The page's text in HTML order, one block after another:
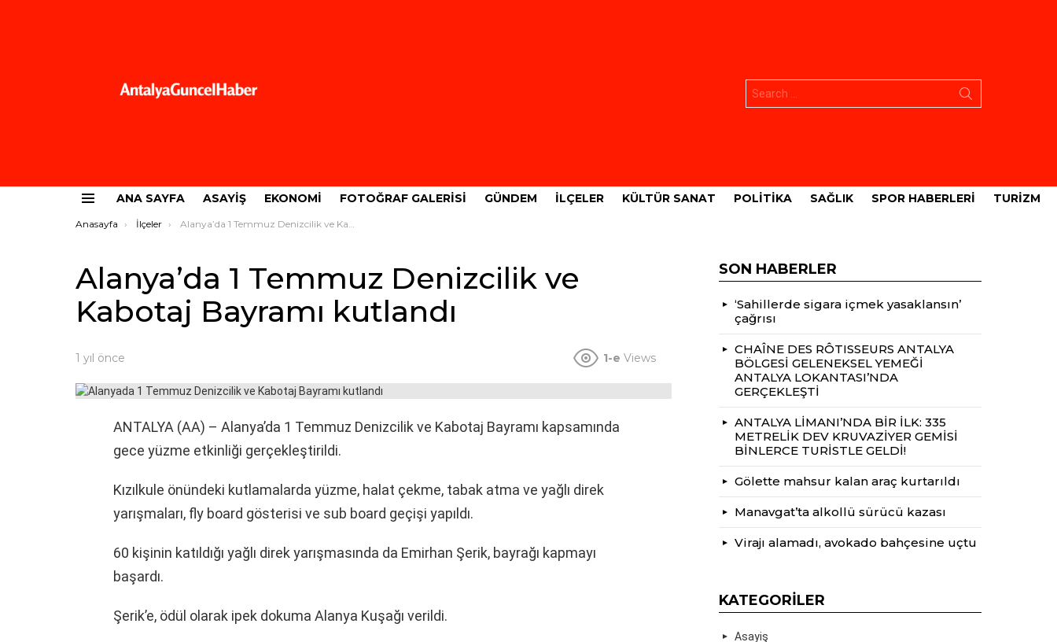
ANA SAYFA ASAYIŞ EKONOMI FOTOĞRAF GALERISI GÜNDEM İLÇELER KÜLTÜR SANAT POLITIKA SAĞLIK SPOR HABERLERI TURIZM
Buradasınız:
Anasayfa İlçeler Alanya’da 1 Temmuz Denizcilik ve Kabotaj Bayramı kutlandı
Alanya’da 1 Temmuz Denizcilik ve
Kabotaj Bayramı kutlandı
1 yıl önce 1-e Views
ANTALYA (AA) – Alanya’da 1 Temmuz Denizcilik ve Kabotaj Bayramı kapsamında
gece yüzme etkinliği gerçekleştirildi.
Kızılkule önündeki kutlamalarda yüzme, halat çekme, tabak atma ve yağlı direk
yarışmaları, fly board gösterisi ve sub board geçişi yapıldı.
60 kişinin katıldığı yağlı direk yarışmasında da Emirhan Şerik, bayrağı kapmayı
başardı.
Şerik’e, ödül olarak ipek dokuma Alanya Kuşağı verildi.
SON HABERLER
‘Sahillerde sigara içmek yasaklansın’
çağrısı
CHAÎNE DES RÔTISSEURS ANTALYA
BÖLGESİ GELENEKSEL YEMEĞİ
ANTALYA LOKANTASI’NDA
GERÇEKLEŞTİ
ANTALYA LİMANI’NDA BİR İLK: 335
METRELİK DEV KRUVAZİYER GEMİSİ
BİNLERCE TURİSTLE GELDİ!
Gölette mahsur kalan araç kurtarıldı
Manavgat’ta alkollü sürücü kazası
Virajı alamadı, avokado bahçesine uçtu
KATEGORILER
Asayiş